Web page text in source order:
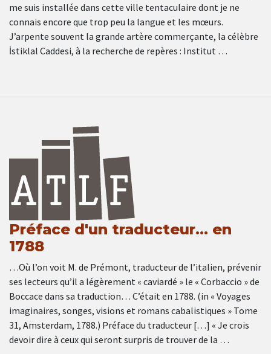
me suis installée dans cette ville tentaculaire dont je ne
connais encore que trop peu la langue et les mœurs.
J’arpente souvent la grande artère commerçante, la célèbre
İstiklal Caddesi, à la recherche de repères : Institut …
Préface d'un traducteur… en
1788
…Où l’on voit M. de Prémont, traducteur de l’italien, prévenir
ses lecteurs qu’il a légèrement « caviardé » le « Corbaccio » de
Boccace dans sa traduction… C’était en 1788. (in « Voyages
imaginaires, songes, visions et romans cabalistiques » Tome
31, Amsterdam, 1788.) Préface du traducteur […] « Je crois
devoir dire à ceux qui seront surpris de trouver de la …